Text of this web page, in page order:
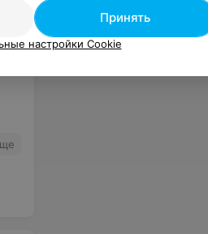
Принять
настройки Cookie